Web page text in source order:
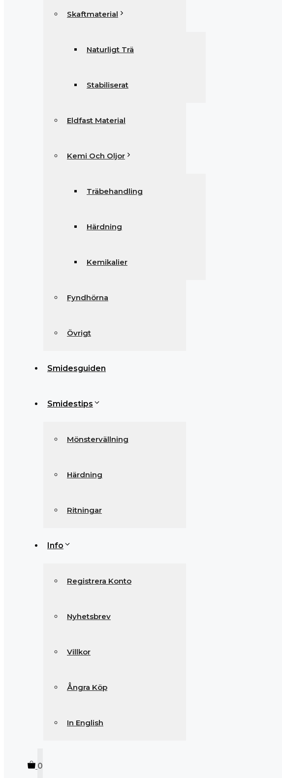
Skaftmaterial
Naturligt Trä
Stabiliserat
Eldfast Material
Kemi Och Oljor
Träbehandling
Härdning
Kemikalier
Fyndhörna
Övrigt
Smidesguiden
Smidestips
Mönstervällning
Härdning
Ritningar
Info
Registrera Konto
Nyhetsbrev
Villkor
Ångra Köp
In English
0